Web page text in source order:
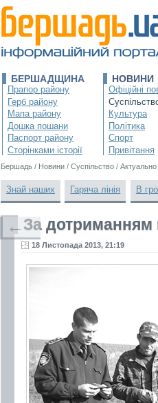
БЕРШАДЩИНА
Прапор району
Герб району
Мапа району
Дошка пошани
Паспорт району
Сторінками історії
НОВИНИ
Офіційні
Культура
Політика
Спорт
Привітання
Бершадь / Новини / Суспільство / Актуально
Знай наших Гаряча лінія В
За дотриманням
18 Листопада 2013, 21:19
←